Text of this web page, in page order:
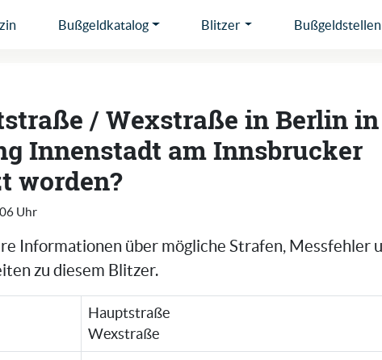
Bußgeldkatalog Blitzer Bußgeldstellen
/ Wexstraße in Berlin in
Innenstadt am Innsbrucker
worden?
Uhr
Informationen über mögliche Strafen, Messfehler
zu diesem Blitzer.
Hauptstraße
Wexstraße